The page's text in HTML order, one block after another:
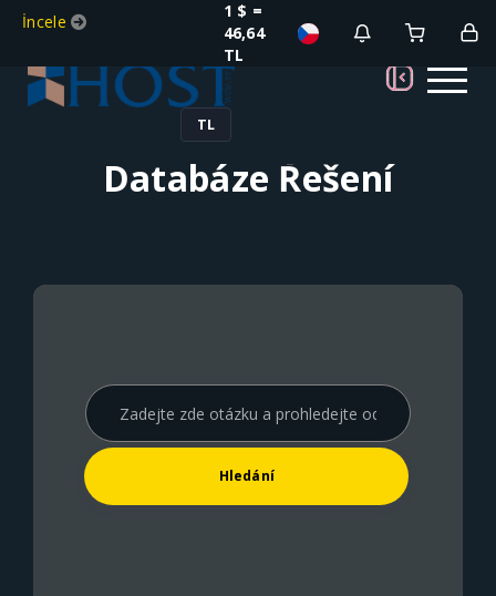
İncele
1 $ =
46,64
TL
TL
Databáze Řešení